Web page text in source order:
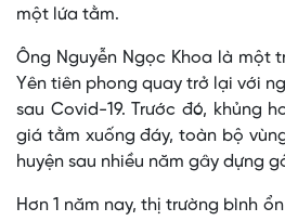
một lứa tằm.
Ông Nguyễn Ngọc Khoa là một
Yên tiên phong quay trở lại với
sau Covid-19. Trước đó, khủng
giá tằm xuống đáy, toàn bộ
huyện sau nhiều năm gây dựng
Hơn 1 năm nay, thị trường bình